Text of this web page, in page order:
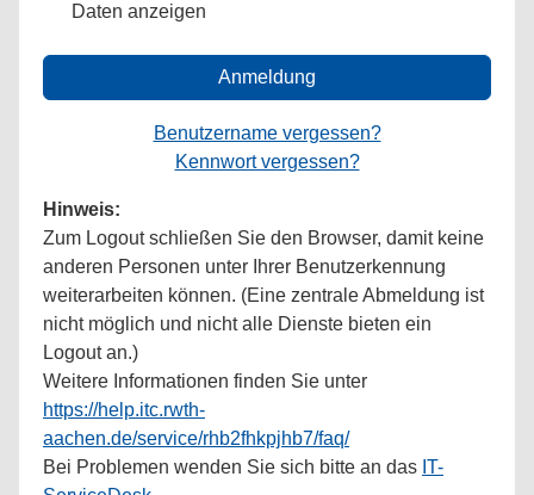
Daten anzeigen
Anmeldung
Benutzername vergessen?
Kennwort vergessen?
Hinweis:
Zum Logout schließen Sie den Browser, damit keine
anderen Personen unter Ihrer Benutzerkennung
weiterarbeiten können. (Eine zentrale Abmeldung ist
nicht möglich und nicht alle Dienste bieten ein
Logout an.)
Weitere Informationen finden Sie unter
https://help.itc.rwth-
aachen.de/service/rhb2fhkpjhb7/faq/
Bei Problemen wenden Sie sich bitte an das IT-